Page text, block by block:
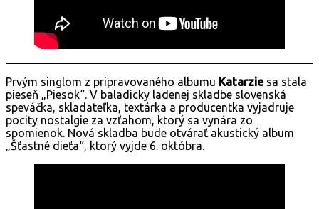
Prvým singlom z pripravovaného albumu Katarziesa stala
pieseň „Piesok“. V baladicky ladenej skladbe slovenská
speváčka, skladateľka, textárka a producentka vyjadruje
pocity nostalgie za vzťahom, ktorý sa vynára zo
spomienok. Nová skladba bude otvárať akustický album
„Šťastné dieťa“, ktorý vyjde 6. októbra.